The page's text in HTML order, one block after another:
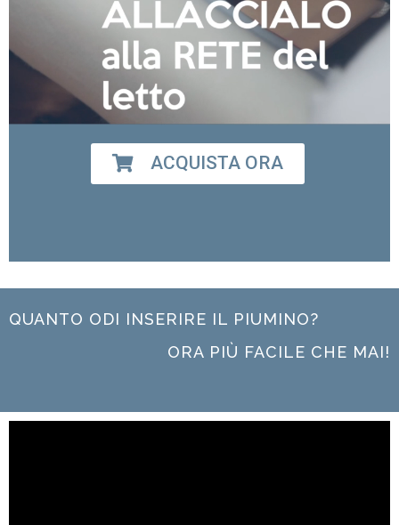
ACQUISTA ORA
QUANTO ODI INSERIRE IL PIUMINO?
ORA PIÙ FACILE CHE MAI!